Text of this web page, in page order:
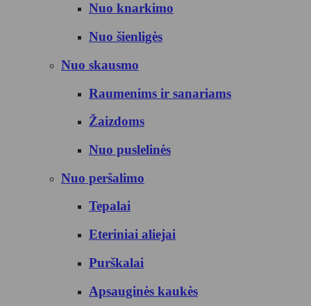
Nuo knarkimo
Nuo šienligės
Nuo skausmo
Raumenims ir sanariams
Žaizdoms
Nuo puslelinės
Nuo peršalimo
Tepalai
Eteriniai aliejai
Purškalai
Apsauginės kaukės